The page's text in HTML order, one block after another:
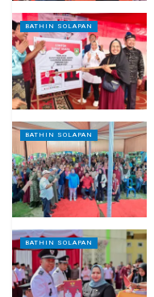
BATHIN SOLAPAN
BATHIN SOLAPAN
BATHIN SOLAPAN